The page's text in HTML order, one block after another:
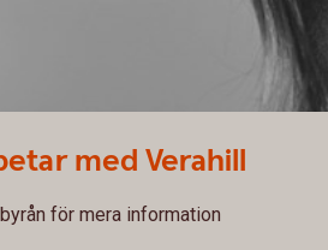
med Verahill
för mera information